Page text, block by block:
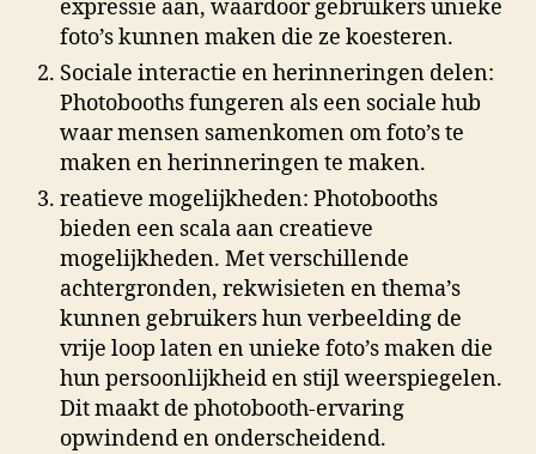
expressie aan, waardoor gebruikers unieke
foto’s kunnen maken die ze koesteren.
Sociale interactie en herinneringen delen:
Photobooths fungeren als een sociale hub
waar mensen samenkomen om foto’s te
maken en herinneringen te maken.
reatieve mogelijkheden: Photobooths
bieden een scala aan creatieve
mogelijkheden. Met verschillende
achtergronden, rekwisieten en thema’s
kunnen gebruikers hun verbeelding de
vrije loop laten en unieke foto’s maken die
hun persoonlijkheid en stijl weerspiegelen.
Dit maakt de photobooth-ervaring
opwindend en onderscheidend.